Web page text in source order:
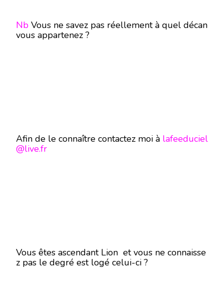
Nb Vous ne savez pas réellement à quel décan
vous appartenez ?
Afin de le connaître contactez moi à lafeeduciel
@live.fr
Vous êtes ascendant Lion et vous ne connaisse
z pas le degré est logé celui-ci ?